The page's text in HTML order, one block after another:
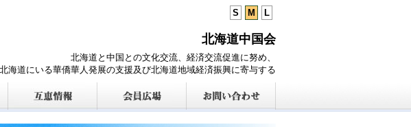
S M L
北海道中国会
北海道と中国との文化交流、経済交流促進に努め、
北海道にいる華僑華人発展の支援及び北海道地域経済振興に寄与する